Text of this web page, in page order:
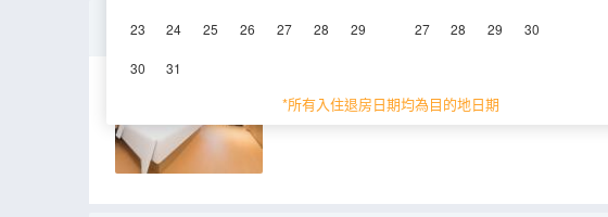
23 24 25 26 27 28 29
30 31
27 28 29 30
*所有入住退房日期均為目的地日期
大床房（智能客控+小冰箱）
24-25㎡ 3-6層 空調